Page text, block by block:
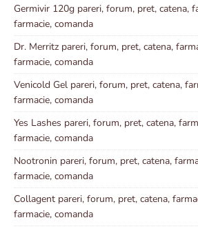
Germivir 120g pareri, forum, pret, catena,
farmacie, comanda
Dr. Merritz pareri, forum, pret, catena,
farmacie, comanda
Venicold Gel pareri, forum, pret, catena,
farmacie, comanda
Yes Lashes pareri, forum, pret, catena,
farmacie, comanda
Nootronin pareri, forum, pret, catena,
farmacie, comanda
Collagent pareri, forum, pret, catena,
farmacie, comanda